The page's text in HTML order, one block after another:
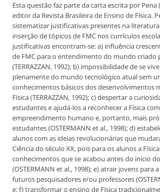
Esta questão faz parte da carta escrita por Pena
editor da Revista Brasileira de Ensino de Física.
sistematizar justificativas presentes na
inserção de tópicos de FMC nos currículos
justificativas encontram-se: a) influência
de FMC para o entendimento do mundo criado
(TERRAZZAN, 1992); b) impossibilidade de se
plenamente do mundo tecnológico atual sem
conhecimentos básicos dos desenvolvimentos
Física (TERRAZZAN, 1992); c) despertar a
estudantes e ajudá-los a reconhecer a Física
empreendimento humano e, portanto, mais
estudantes (OSTERMANN et al., 1998); d)
alunos com as ideias revolucionárias que
Ciência do século XX, pois para os alunos a
conhecimentos que se acabou antes do início
(OSTERMANN et al., 1998); e) atrair jovens para
futuros pesquisadores e/ou professores
e; f) transformar o ensino de Física